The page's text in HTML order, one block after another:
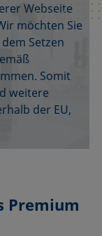
Webseite
möchten Sie
Setzen
Somit
weitere
der EU,
Premium